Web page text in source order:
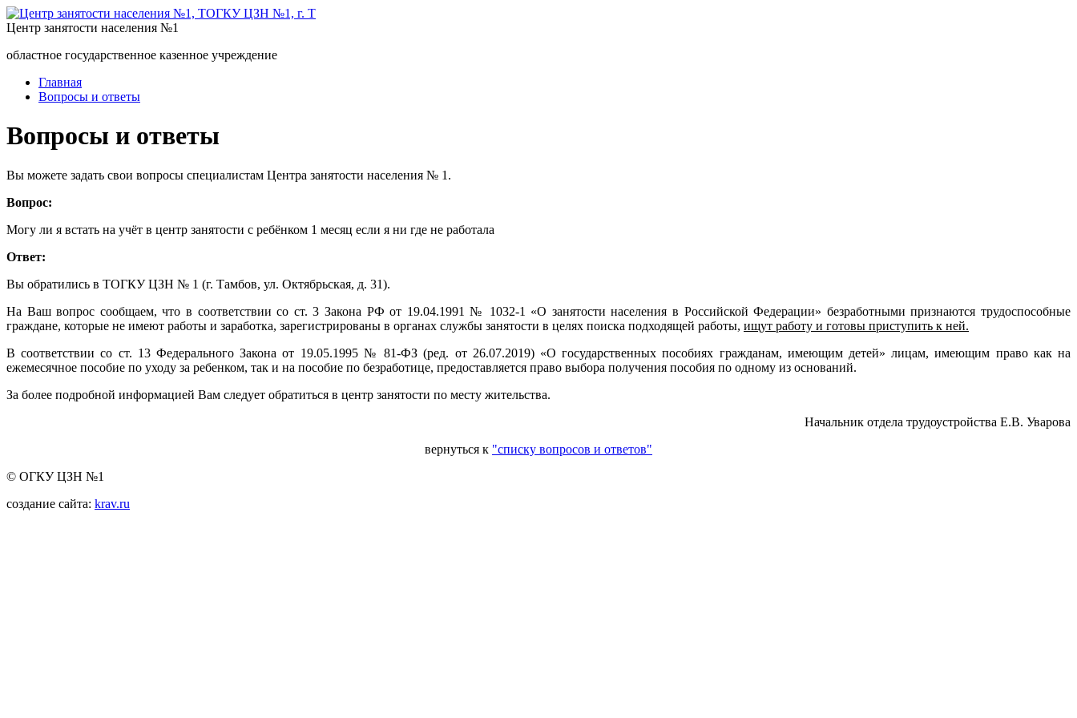
Центр занятости населения №1
областное государственное казенное учреждение
Главная
Вопросы и ответы
Вопросы и ответы
Вы можете задать свои вопросы специалистам Центра занятости населения № 1.
Вопрос:
Могу ли я встать на учёт в центр занятости с ребёнком 1 месяц если я ни где не работала
Ответ:
Вы обратились в ТОГКУ ЦЗН № 1 (г. Тамбов, ул. Октябрьская, д. 31).
На Ваш вопрос сообщаем, что в соответствии со ст. 3 Закона РФ от 19.04.1991 № 1032-1 «О занятости населения в Российской Федерации» безработными признаются трудоспособные
граждане, которые не имеют работы и заработка, зарегистрированы в органах службы занятости в целях поиска подходящей работы, ищут работу и готовы приступить к ней.
В соответствии со ст. 13 Федерального Закона от 19.05.1995 № 81-ФЗ (ред. от 26.07.2019) «О государственных пособиях гражданам, имеющим детей» лицам, имеющим право как на
ежемесячное пособие по уходу за ребенком, так и на пособие по безработице, предоставляется право выбора получения пособия по одному из оснований.
За более подробной информацией Вам следует обратиться в центр занятости по месту жительства.
Начальник отдела трудоустройства Е.В. Уварова
вернуться к "списку вопросов и ответов"
© ОГКУ ЦЗН №1
создание сайта: krav.ru